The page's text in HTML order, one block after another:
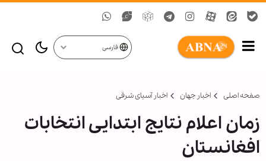
فارسی
صفحه اصلی اخبار جهان اخبار آسیای شرقی
زمان اعلام نتایج ابتدایی انتخابات
افغانستان